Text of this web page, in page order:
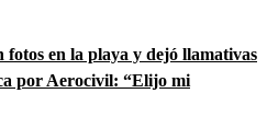
en la playa y dejó llamativas
por Aerocivil: “Elijo mi